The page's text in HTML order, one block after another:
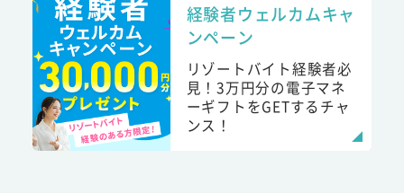
経験者ウェルカムキャ
ンペーン
リゾートバイト経験者必
見！3万円分の電子マネ
ーギフトをGETするチャ
ンス！